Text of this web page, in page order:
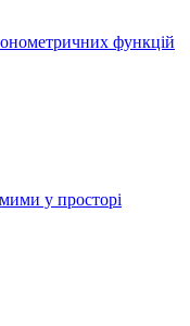
функцій
у просторі